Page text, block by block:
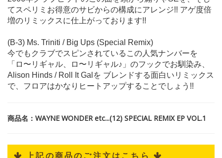
てスペリミお得意のサビからの構成にアレンジ!! アゲ度倍
増のリミックスに仕上がっております!!
(B-3) Ms. Triniti / Big Ups (Special Remix)
今でもクラブでスピンされているこの人気ナンバーを
「ロ〜リギャル、ロ〜リギャル♪」のフックでお馴染み、
Alison Hinds / Roll It Galを ブレンドする面白いリミックス
で、フロアはかなりヒートアップすることでしょう!!
商品名：WAYNE WONDER etc...(12) SPECIAL REMIX EP VOL.1
 上記の商品のご注文はこちら 